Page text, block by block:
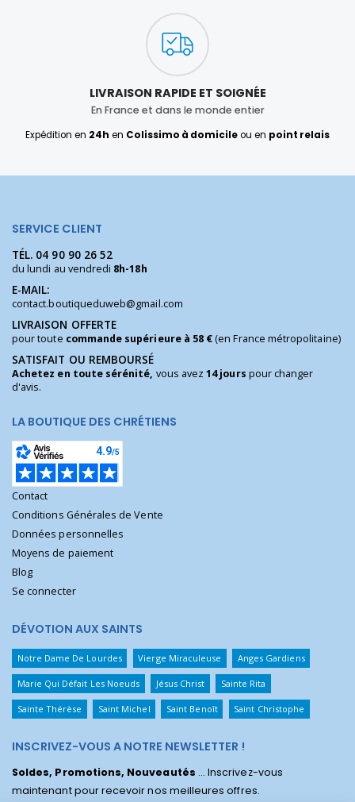
LIVRAISON RAPIDE ET SOIGNÉE
En France et dans le monde entier
Expédition en 24h en Colissimo à domicileou en point relais
SERVICE CLIENT
TÉL. 04 90 90 26 52
du lundi au vendredi 8h-18h
E-MAIL:
contact.boutiqueduweb@gmail.com
LIVRAISON OFFERTE
pour toute commande supérieure à 58 €(en France métropolitaine)
SATISFAIT OU REMBOURSÉ
Achetez en toute sérénité, vous avez14 jours pour changer
d'avis.
LA BOUTIQUE DES CHRÉTIENS
Contact
Conditions Générales de Vente
Données personnelles
Moyens de paiement
Blog
Se connecter
DÉVOTION AUX SAINTS
Notre Dame De Lourdes Vierge Miraculeuse Anges Gardiens
Marie Qui Défait Les Noeuds Jésus Christ Sainte Rita
Sainte Thérèse Saint Michel Saint Benoît Saint Christophe
INSCRIVEZ-VOUS A NOTRE NEWSLETTER !
Soldes, Promotions, Nouveautés ... Inscrivez-vous
maintenant pour recevoir nos meilleures offres.